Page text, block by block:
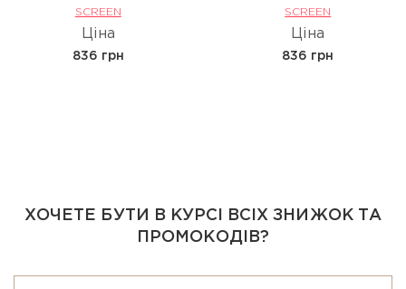
SCREEN
Ціна
836 грн
SCREEN
Ціна
836 грн
ХОЧЕТЕ БУТИ В КУРСІ ВСІХ ЗНИЖОК ТА
ПРОМОКОДІВ?